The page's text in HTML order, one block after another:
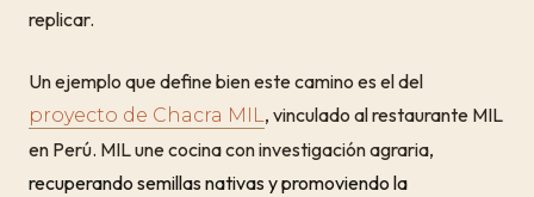
replicar.
Un ejemplo que define bien este camino es el del
proyecto de Chacra MIL, vinculado al restaurante MIL
en Perú. MIL une cocina con investigación agraria,
recuperando semillas nativas y promoviendo la